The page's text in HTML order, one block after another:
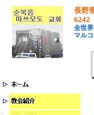
長野
6242
全世
マル